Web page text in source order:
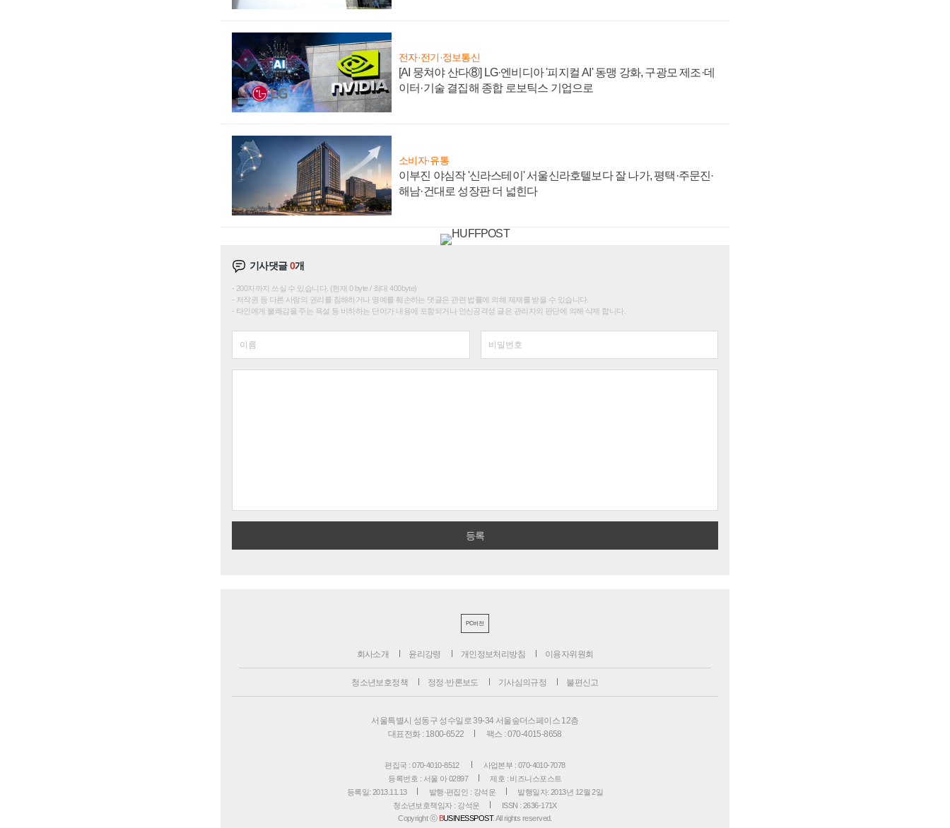
전자·전기·정보통신
[AI 뭉쳐야 산다⑧] LG·엔비디아 '피지컬 AI' 동맹 강화, 구광모 제조·데
이터·기술 결집해 종합 로보틱스 기업으로
소비자·유통
이부진 야심작 '신라스테이' 서울신라호텔보다 잘 나가, 평택·주문진·
해남·건대로 성장판 더 넓힌다
기사댓글0개
200자까지 쓰실 수 있습니다. (현재 0 byte / 최대 400byte)
저작권 등 다른 사람의 권리를 침해하거나 명예를 훼손하는 댓글은 관련 법률에 의해 제재를 받을 수 있습니다.
타인에게 불쾌감을 주는 욕설 등 비하하는 단어가 내용에 포함되거나 인신공격성 글은 관리자의 판단에 의해 삭제 합니다.
PC버전
회사소개 윤리강령 개인정보처리방침 이용자위원회
청소년보호정책 정정·반론보도 기사심의규정 불편신고
서울특별시 성동구 성수일로 39-34 서울숲더스페이스 12층
대표전화 : 1800-6522
팩스 : 070-4015-8658
편집국 : 070-4010-8512
사업본부 : 070-4010-7078
등록번호 : 서울 아 02897
제호 : 비즈니스포스트
등록일: 2013.11.13
발행·편집인 : 강석운
발행일자: 2013년 12월 2일
청소년보호책임자 : 강석운
ISSN : 2636-171X
Copyright ⓒ BUSINESSPOST. All rights reserved.